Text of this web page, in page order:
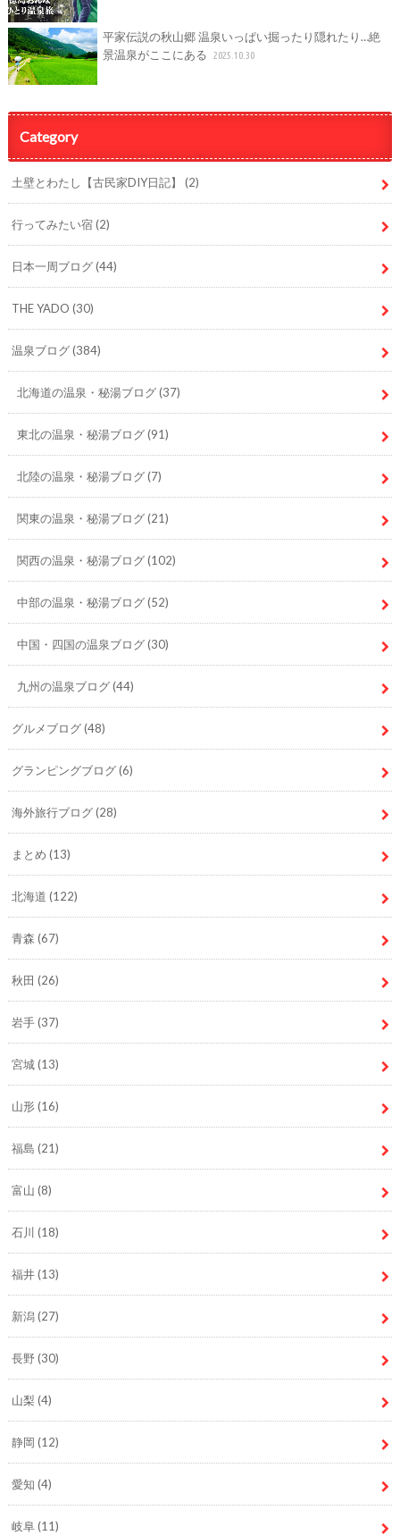
平家伝説の秋山郷 温泉いっぱい掘ったり隠れたり…絶
景温泉がここにある
2025.10.30
Category
土壁とわたし【古民家DIY日記】 (2)
行ってみたい宿(2)
日本一周ブログ(44)
THE YADO (30)
温泉ブログ(384)
北海道の温泉・秘湯ブログ(37)
東北の温泉・秘湯ブログ(91)
北陸の温泉・秘湯ブログ(7)
関東の温泉・秘湯ブログ(21)
関西の温泉・秘湯ブログ(102)
中部の温泉・秘湯ブログ(52)
中国・四国の温泉ブログ(30)
九州の温泉ブログ(44)
グルメブログ(48)
グランピングブログ(6)
海外旅行ブログ(28)
まとめ (13)
北海道 (122)
青森 (67)
秋田 (26)
岩手(37)
宮城(13)
山形(16)
福島 (21)
富山 (8)
石川 (18)
福井(13)
新潟(27)
長野(30)
山梨 (4)
静岡 (12)
愛知 (4)
岐阜(11)